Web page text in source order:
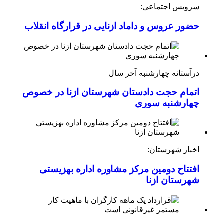
سرویس اجتماعی:
حضور عروس و داماد ازنایی در قرارگاه انقلاب
درآستانه چهارشنبه آخر سال
اتمام حجت دادستان شهرستان ازنا در خصوص
چهارشنبه ‌سوری
اخبار شهرستان:
افتتاح دومین مرکز مشاوره اداره بهزیستی
شهرستان ازنا